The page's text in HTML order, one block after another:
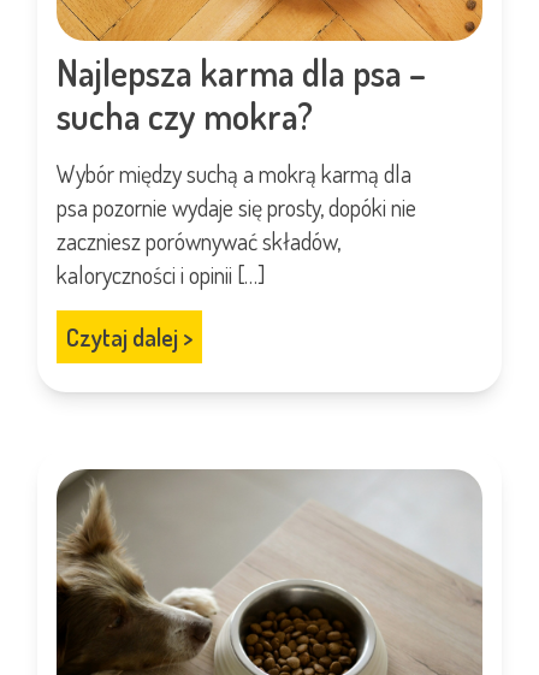
Najlepsza karma dla psa –
sucha czy mokra?
Wybór między suchą a mokrą karmą dla
psa pozornie wydaje się prosty, dopóki nie
zaczniesz porównywać składów,
kaloryczności i opinii […]
Czytaj dalej >